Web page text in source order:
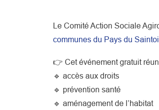
Le Comité Action Sociale
communes du Pays du
👉 Cet événement gratuit
🔹 accès aux droits
🔹 prévention santé
🔹 aménagement de l’habitat